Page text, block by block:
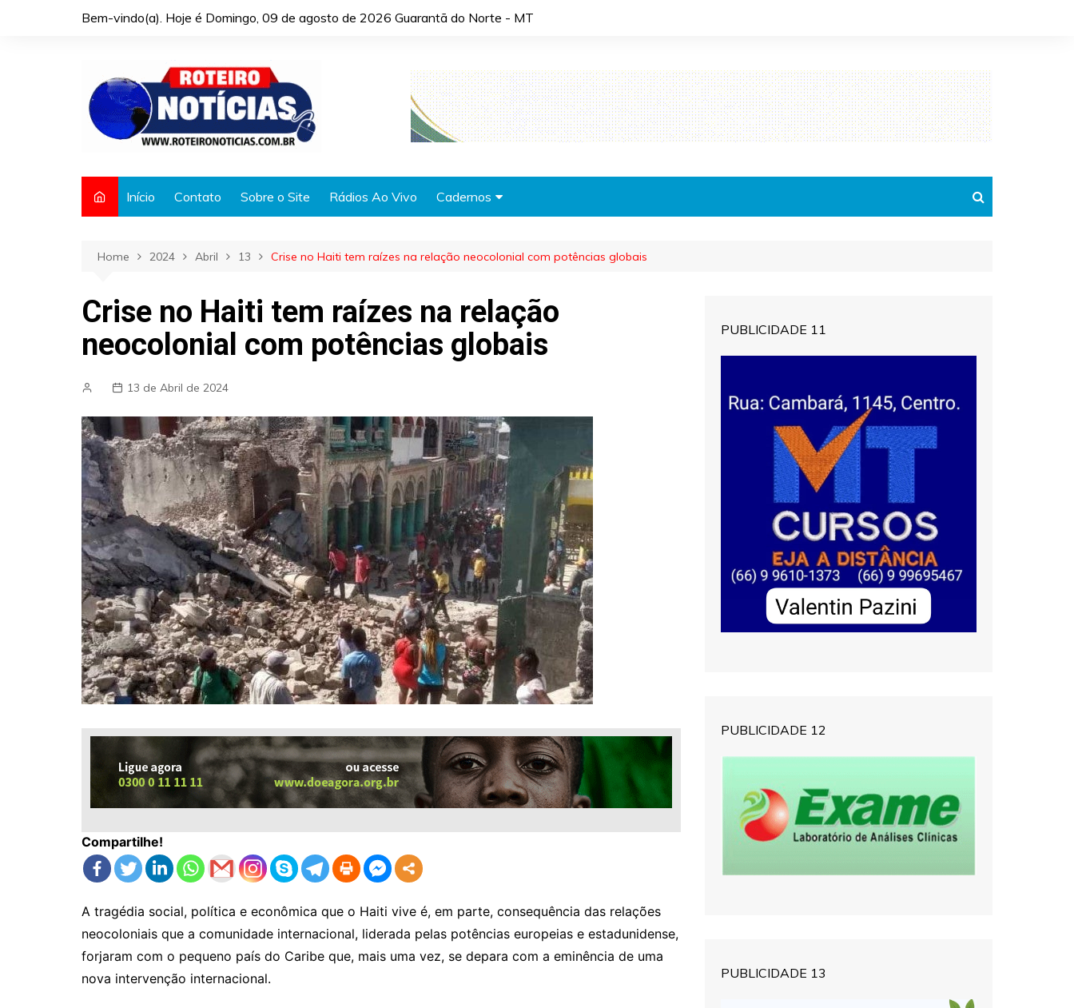
Bem-vindo(a). Hoje é Domingo, 09 de agosto de 2026 Guarantã do Norte - MT
Início Contato Sobre o Site Rádios Ao Vivo Cadernos
Automóveis
Cidades
Cultura
Fama e TV
Justiça
Mundo
Política
Saúde
Home 2024 Abril 13 Crise no Haiti tem raízes na relação neocolonial com potências globais
Crise no Haiti tem raízes na relação
neocolonial com potências globais
13 de Abril de 2024
Compartilhe!
A tragédia social, política e econômica que o Haiti vive é, em parte, consequência das relações
neocoloniais que a comunidade internacional, liderada pelas potências europeias e estadunidense,
forjaram com o pequeno país do Caribe que, mais uma vez, se depara com a eminência de uma
nova intervenção internacional.
PUBLICIDADE 11
PUBLICIDADE 12
PUBLICIDADE 13